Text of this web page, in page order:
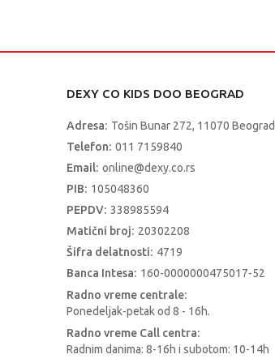
DEXY CO KIDS DOO BEOGRAD
Adresa: Tošin Bunar 272, 11070 Beograd
Telefon: 011 7159840
Email: online@dexy.co.rs
PIB: 105048360
PEPDV: 338985594
Matični broj: 20302208
Šifra delatnosti: 4719
Banca Intesa: 160-0000000475017-52
Radno vreme centrale:
Ponedeljak-petak od 8 - 16h.
Radno vreme Call centra:
Radnim danima: 8-16h i subotom: 10-14h